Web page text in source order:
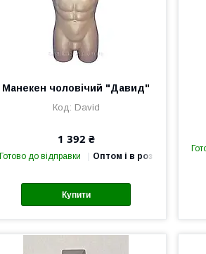
Манекен чоловічий "Давид"
David
1 392 ₴
Готово до відправки Оптом і в роздріб
Купити